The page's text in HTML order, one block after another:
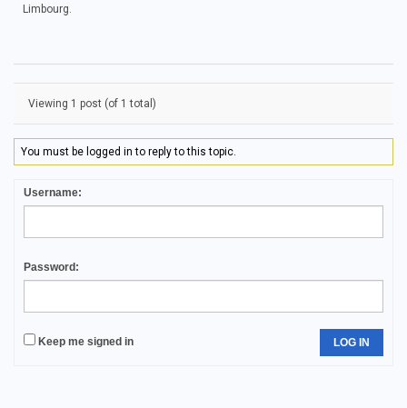
Limbourg.
Viewing 1 post (of 1 total)
You must be logged in to reply to this topic.
Username:
Password:
Keep me signed in LOG IN